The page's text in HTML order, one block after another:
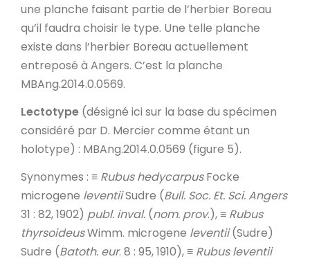
une planche faisant partie de l’herbier Boreau
qu’il faudra choisir le type. Une telle planche
existe dans l’herbier Boreau actuellement
entreposé à Angers. C’est la planche
MBAng.2014.0.0569.
Lectotype (désigné ici sur la base du spécimen
considéré par D. Mercier comme étant un
holotype) : MBAng.2014.0.0569 (figure 5).
Synonymes : ≡ Rubus hedycarpusFocke
microgene leventiiSudre (Bull. Soc. Et. Sci. Angers
31 : 82, 1902) publ. inval. (nom. prov.), ≡ Rubus
thyrsoideusWimm. microgene leventii(Sudre)
Sudre (Batoth. eur. 8 : 95, 1910), ≡ Rubus leventii